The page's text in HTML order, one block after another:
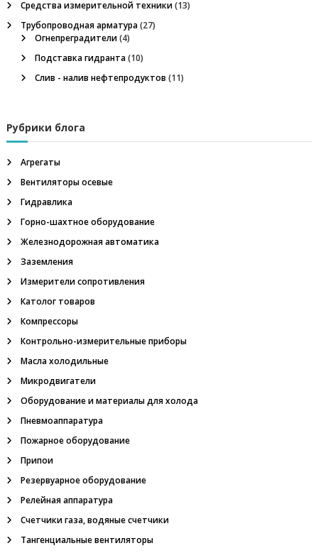
м
е
т
р
ш
ы
с
р
й
в
а
р
в
б
е
о
п
н
е
,
а
ц
и
о
з
а
п
и
с
я
м
Средства измерительной техники(13)
Трубопроводная арматура(27)
Огнепреградители(4)
Подставка гидранта(10)
Слив - налив нефтепродуктов (11)
Рубрики блога
Агрегаты
Вентиляторы осевые
Гидравлика
Горно-шахтное оборудование
Железнодорожная автоматика
Заземления
Измерители сопротивления
Католог товаров
Компрессоры
Контрольно-измерительные приборы
Масла холодильные
Микродвигатели
Оборудование и материалы для холода
Пневмоаппаратура
Пожарное оборудование
Припои
Резервуарное оборудование
Релейная аппаратура
Счетчики газа, водяные счетчики
Тангенциальные вентиляторы